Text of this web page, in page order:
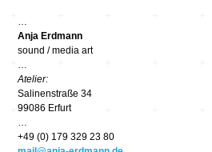
…
Anja Erdmann
sound /media art
…
Atelier:
Salinenstraße 34
99086 Erfurt
…
+49 (0) 179 329 23 80